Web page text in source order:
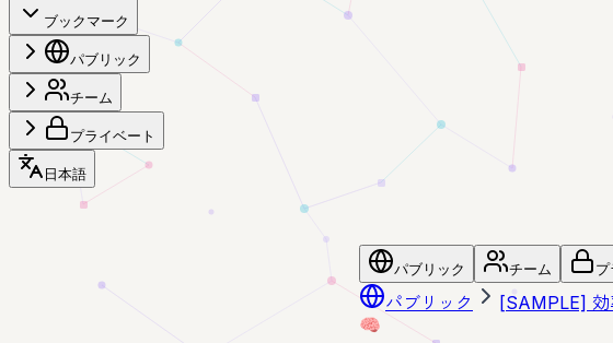
ブックマーク
パブリック
チーム
プライベート
日本語
パブリック チーム プ
パブリック [SAMPLE] 効
🧠